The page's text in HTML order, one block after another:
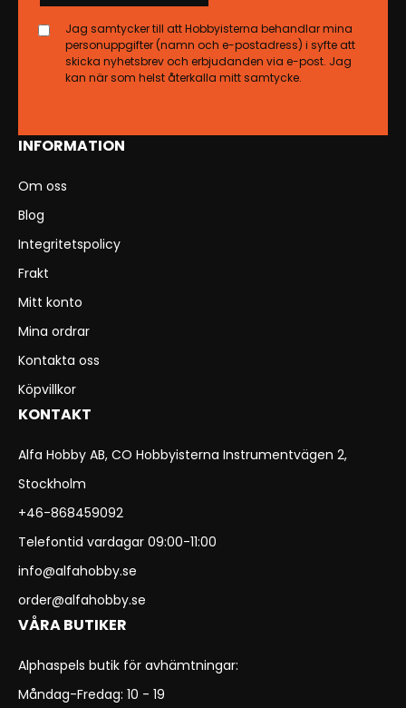
INFORMATION
Om oss
Blog
Integritetspolicy
Frakt
Mitt konto
Mina ordrar
Kontakta oss
Köpvillkor
KONTAKT
Alfa Hobby AB, CO Hobbyisterna Instrumentvägen 2,
Stockholm
+46-868459092
Telefontid vardagar 09:00-11:00
info@alfahobby.se
order@alfahobby.se
VÅRA BUTIKER
Alphaspels butik för avhämtningar:
Måndag-Fredag: 10 - 19
Jag samtycker till att Hobbyisterna behandlar mina
personuppgifter (namn och e-postadress) i syfte att
skicka nyhetsbrev och erbjudanden via e-post. Jag
kan när som helst återkalla mitt samtycke.